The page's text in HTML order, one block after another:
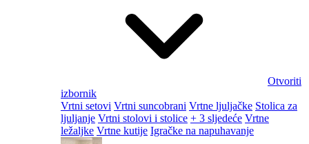
Otvoriti
izbornik
Vrtni setovi Vrtni suncobrani Vrtne ljuljačke Stolica za
ljuljanje Vrtni stolovi i stolice + 3 sljedeće Vrtne
ležaljke Vrtne kutije Igračke na napuhavanje